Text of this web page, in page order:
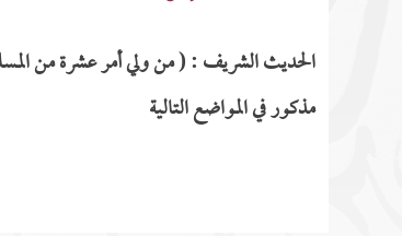
الحديث الشريف : ( من ولي أمر عشرة من
مذكور في المواضع التالية